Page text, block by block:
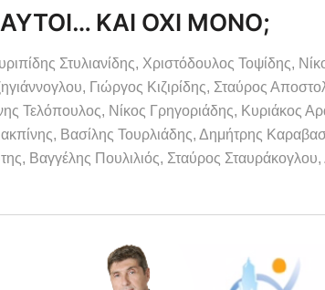
ΚΑΙ ΟΧΙ ΜΟΝΟ;
Στυλιανίδης, Χριστόδουλος Τοψίδης,
Γιώργος Κιζιρίδης, Σταύρος
Τελόπουλος, Νίκος Γρηγοριάδης, Κυριάκος
Βασίλης Τουρλιάδης, Δημήτρης
Βαγγέλης Πουλιλιός, Σταύρος